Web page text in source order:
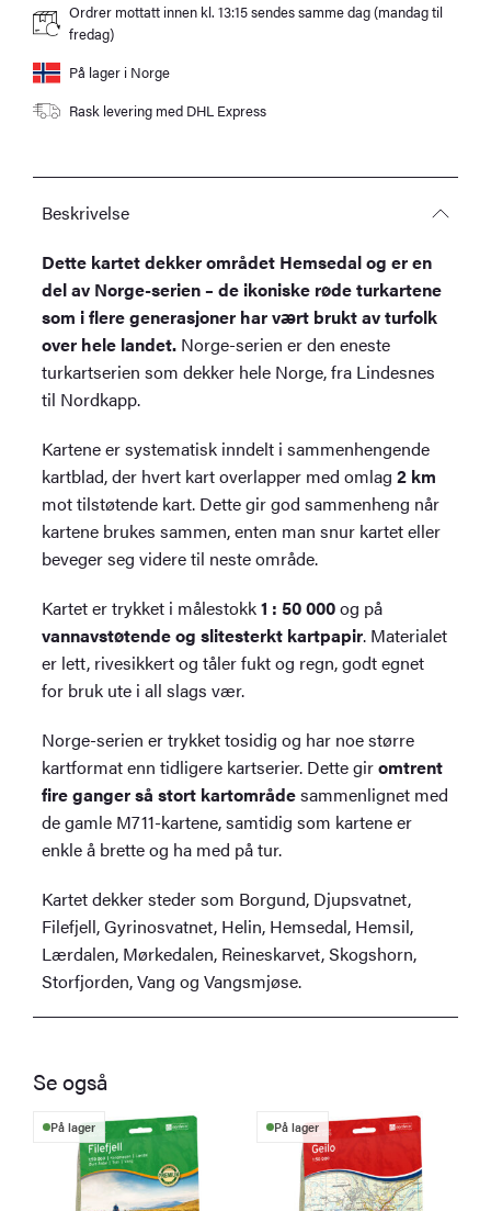
Ordrer mottatt innen kl. 13:15 sendes samme dag (mandag til
fredag)
På lager i Norge
Rask levering med DHL Express
Beskrivelse
Dette kartet dekker området Hemsedal og er en
del av Norge-serien – de ikoniske røde turkartene
som i flere generasjoner har vært brukt av turfolk
over hele landet. Norge-serien er den eneste
turkartserien som dekker hele Norge, fra Lindesnes
til Nordkapp.
Kartene er systematisk inndelt i sammenhengende
kartblad, der hvert kart overlapper med omlag2 km
mot tilstøtende kart. Dette gir god sammenheng når
kartene brukes sammen, enten man snur kartet eller
beveger seg videre til neste område.
Kartet er trykket i målestokk1 : 50 000og på
vannavstøtende og slitesterkt kartpapir. Materialet
er lett, rivesikkert og tåler fukt og regn, godt egnet
for bruk ute i all slags vær.
Norge-serien er trykket tosidig og har noe større
kartformat enn tidligere kartserier. Dette giromtrent
fire ganger så stort kartområdesammenlignet med
de gamle M711-kartene, samtidig som kartene er
enkle å brette og ha med på tur.
Kartet dekker steder som Borgund, Djupsvatnet,
Filefjell, Gyrinosvatnet, Helin, Hemsedal, Hemsil,
Lærdalen, Mørkedalen, Reineskarvet, Skogshorn,
Storfjorden, Vang og Vangsmjøse.
Se også
På lager På lager